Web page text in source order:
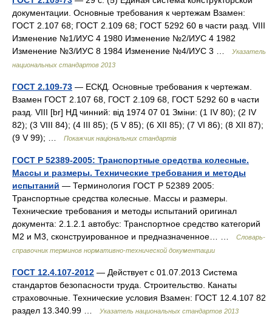
документации. Основные требования к чертежам Взамен:
ГОСТ 2.107 68; ГОСТ 2.109 68; ГОСТ 5292 60 в части разд. VIII
Изменение №1/ИУС 4 1980 Изменение №2/ИУС 4 1982
Изменение №3/ИУС 8 1984 Изменение №4/ИУС 3 …
Указатель
национальных стандартов 2013
ГОСТ 2.109-73 — ЕСКД. Основные требования к чертежам.
Взамен ГОСТ 2.107 68, ГОСТ 2.109 68, ГОСТ 5292 60 в части
разд. VIII [br] НД чинний: від 1974 07 01 Зміни: (1 IV 80); (2 IV
82); (3 VIII 84); (4 III 85); (5 V 85); (6 XII 85); (7 VI 86); (8 XII 87);
(9 V 99); …
Покажчик національних стандартів
ГОСТ Р 52389-2005: Транспортные средства колесные.
Массы и размеры. Технические требования и методы
испытаний — Терминология ГОСТ Р 52389 2005:
Транспортные средства колесные. Массы и размеры.
Технические требования и методы испытаний оригинал
документа: 2.1.2.1 автобус: Транспортное средство категорий
М2 и М3, сконструированное и предназначенное… …
Словарь-
справочник терминов нормативно-технической документации
ГОСТ 12.4.107-2012 — Действует с 01.07.2013 Система
стандартов безопасности труда. Строительство. Канаты
страховочные. Технические условия Взамен: ГОСТ 12.4.107 82
раздел 13.340.99 …
Указатель национальных стандартов 2013